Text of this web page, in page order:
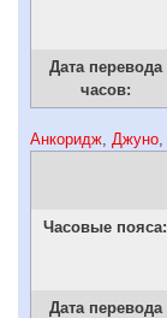
Дата перевода
часов:
Анкоридж Джуно
Часовые пояса:
Дата перевода